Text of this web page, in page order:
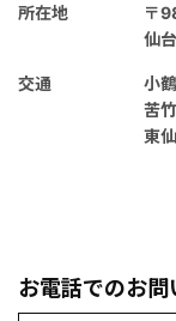
所在地
〒
仙
交通
小
苦
東
お電話でのお問